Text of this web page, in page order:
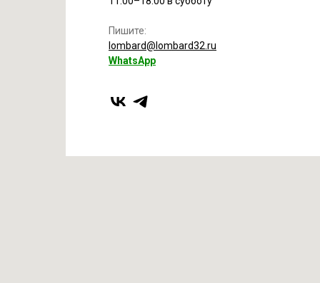
Пишите:
lombard@lombard32.ru
WhatsApp